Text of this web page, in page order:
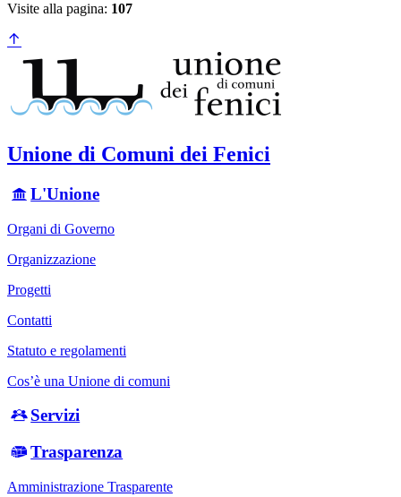
Visite alla pagina: 107
Unione di Comuni dei Fenici
L'Unione
Organi di Governo
Organizzazione
Progetti
Contatti
Statuto e regolamenti
Cos’è una Unione di comuni
Servizi
Trasparenza
Amministrazione Trasparente